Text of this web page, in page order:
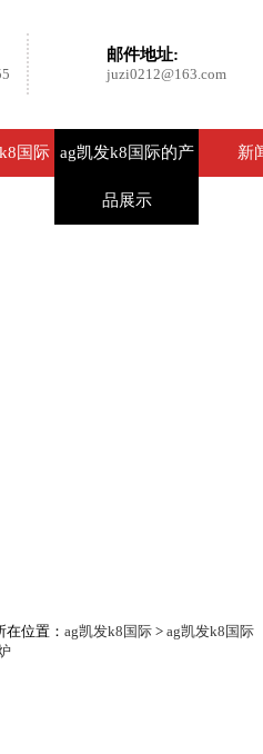
邮件地址:
juzi0212@163.com
国际 ag凯发k8国际的产
品展示
新
在位置： ag凯发k8国际 > ag凯发k8国际